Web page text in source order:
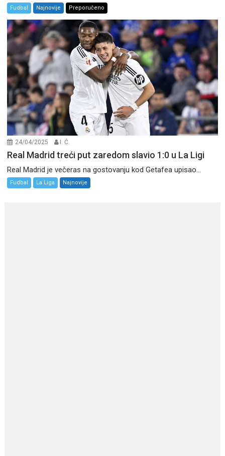
Fudbal Najnovije Preporučeno
24/04/2025 I. Ć.
Real Madrid treći put zaredom slavio 1:0 u La Ligi
Real Madrid je večeras na gostovanju kod Getafea upisao...
Fudbal La Liga Najnovije